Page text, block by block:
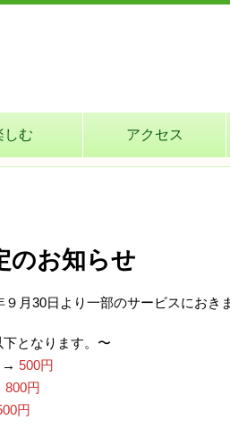
しむ アクセス
のお知らせ
月30日より一部のサービスにお
となります。〜
→ 500円
800円
円